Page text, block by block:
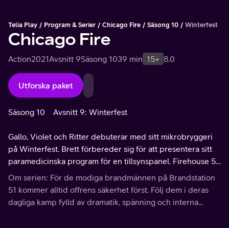
Telia Play Program & Serier Chicago Fire Säsong 10 Winterfest
Chicago Fire
Action2021Avsnitt 9Säsong 1039 min 15+ 8.0
Utforska paket
Säsong 10 Avsnitt 9: Winterfest
Gallo, Violet och Ritter debuterar med sitt mikrobryggeri
på Winterfest. Brett förbereder sig för att presentera sitt
paramedicinska program för en tillsynspanel. Firehouse 51
hamnar i julstämning.
Om serien: För de modiga brandmännen på Brandstation
51 kommer alltid offrens säkerhet först. Följ dem i deras
dagliga kamp fylld av dramatik, spänning och interna